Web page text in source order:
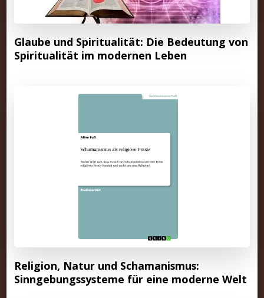
Glaube und Spiritualität: Die Bedeutung von
Spiritualität im modernen Leben
Religion, Natur und Schamanismus:
Sinngebungssysteme für eine moderne Welt